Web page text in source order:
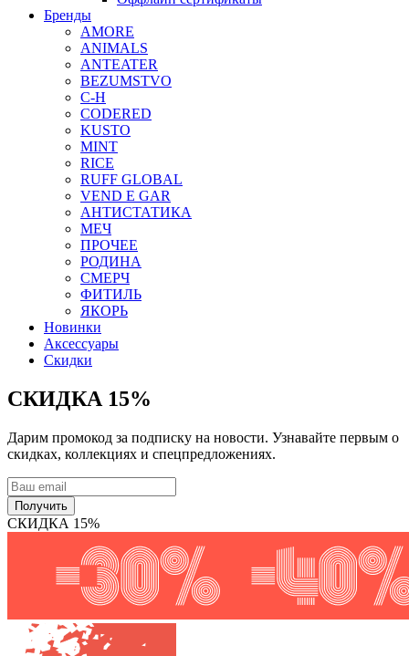
Бренды
AMORE
ANIMALS
ANTEATER
BEZUMSTVO
C-H
CODERED
KUSTO
MINT
RICE
RUFF GLOBAL
VEND E GAR
АНТИСТАТИКА
МЕЧ
ПРОЧЕЕ
РОДИНА
СМЕРЧ
ФИТИЛЬ
ЯКОРЬ
Новинки
Аксессуары
Скидки
СКИДКА 15%
Дарим промокод за подписку на новости. Узнавайте первым о
скидках, коллекциях и спецпредложениях.
Получить
СКИДКА 15%